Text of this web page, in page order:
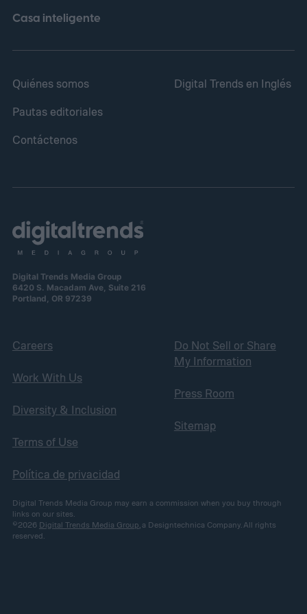
sin generar contaminación en el entorno.
over-fiber, resulta clave para superar la
ausencia de línea de vista directa entre el
equipo y la superficie.
Casa inteligente
Quiénes somos
Pautas editoriales
Contáctenos
Digital Trends en Inglés
Digital Trends Media Group
6420 S. Macadam Ave, Suite 216
Portland, OR 97239
Careers
Work With Us
Diversity & Inclusion
Terms of Use
Política de privacidad
Do Not Sell or Share
My Information
Press Room
Sitemap
Digital Trends Media Group may earn a commission when you buy through
links on our sites.
©2026 Digital Trends Media Group, a Designtechnica Company. All rights
reserved.